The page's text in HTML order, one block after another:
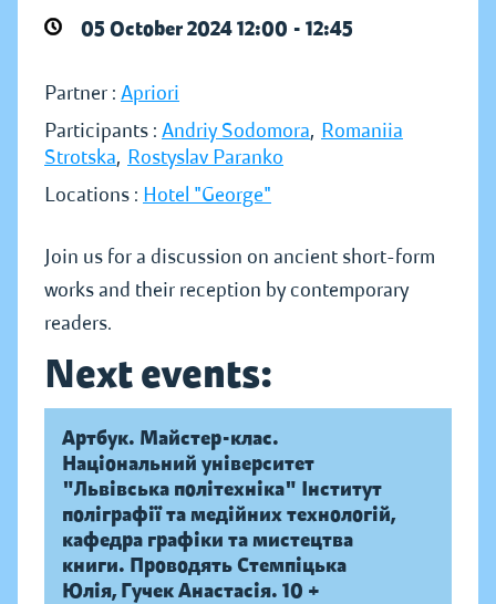
05 October 2024 12:00 - 12:45
Partner : Apriori
Participants : Andriy Sodomora, Romaniia
Strotska, Rostyslav Paranko
Locations : Hotel "George"
Join us for a discussion on ancient short-form
works and their reception by contemporary
readers.
Next events:
Артбук. Майстер-клас.
Національний університет
"Львівська політехніка" Інститут
поліграфії та медійних технологій,
кафедра графіки та мистецтва
книги. Проводять Стемпіцька
Юлія, Гучек Анастасія. 10 +